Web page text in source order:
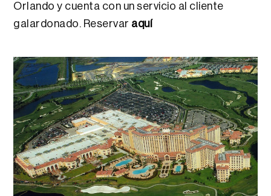
Orlando y cuenta con un servicio al cliente
galardonado. Reservar aquí